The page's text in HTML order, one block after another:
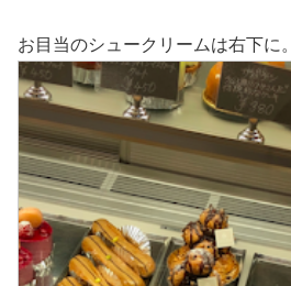
お目当のシュークリームは右下に。